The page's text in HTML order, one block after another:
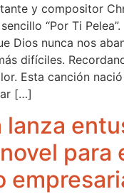
y compositor
“Por Ti
Dios nunca nos
difíciles.
Esta canción
[…]
lanza
para